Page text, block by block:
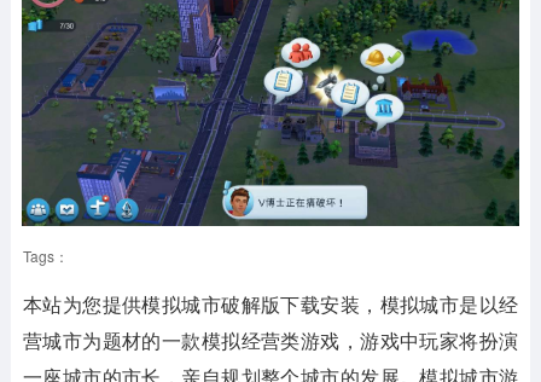
Tags：
本站为您提供模拟城市破解版下载安装 ，模拟城市是以经
营城市为题材的一款模拟经营类游戏，游戏中玩家将扮演